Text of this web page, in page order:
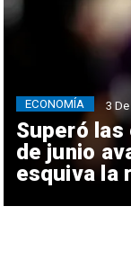
Superó
de junio
esquiva la
ECONOMÍA 3